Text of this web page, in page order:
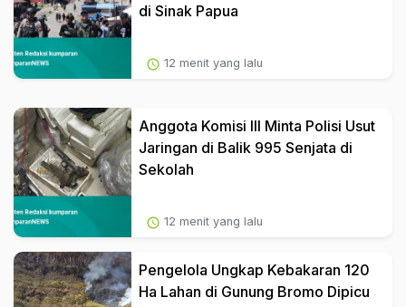
di Sinak Papua
12 menit yang lalu
Anggota Komisi III Minta Polisi Usut
Jaringan di Balik 995 Senjata di
Sekolah
12 menit yang lalu
Pengelola Ungkap Kebakaran 120
Ha Lahan di Gunung Bromo Dipicu